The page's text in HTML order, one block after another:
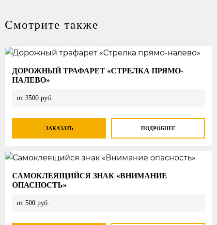
Смотрите также
ДОРОЖНЫЙ ТРАФАРЕТ «СТРЕЛКА ПРЯМО-
НАЛЕВО»
от 3500 руб.
ЗАКАЗАТЬ ПОДРОБНЕЕ
САМОКЛЕЯЩИЙСЯ ЗНАК «ВНИМАНИЕ
ОПАСНОСТЬ»
от 500 руб.